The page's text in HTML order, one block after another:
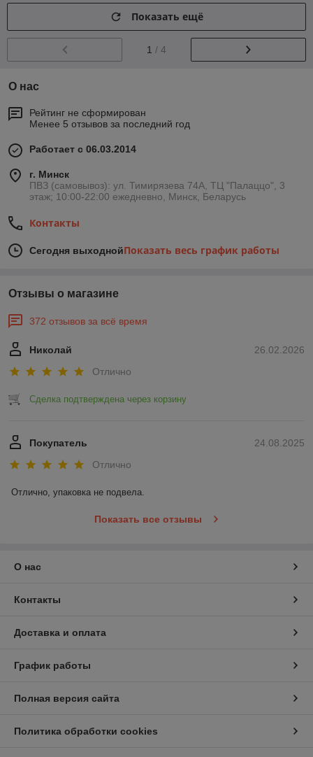
Показать ещё
1 / 4
О нас
Рейтинг не сформирован
Менее 5 отзывов за последний год
Работает с 06.03.2014
г. Минск
ПВЗ (самовывоз): ул. Тимирязева 74A, ТЦ "Палаццо", 3
этаж; 10:00-22:00 ежедневно, Минск, Беларусь
Контакты
Сегодня выходнойПоказать весь график работы
Отзывы о магазине
372 отзывов за всё время
26.02.2026
Николай
Отлично
Сделка подтверждена через корзину
24.08.2025
Покупатель
Отлично
Отлично, упаковка не подвела.
Показать все отзывы
О нас
Контакты
Доставка и оплата
График работы
Полная версия сайта
Политика обработки cookies